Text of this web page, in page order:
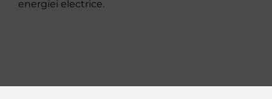
energiei electrice.